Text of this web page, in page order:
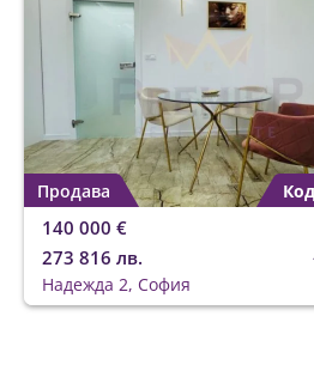
Продава
140 000 €
273 816 лв.
Надежда 2, София